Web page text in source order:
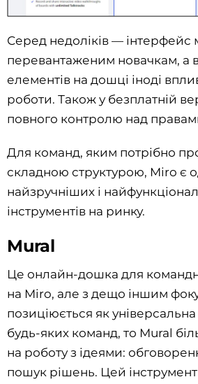
Серед недоліків — інтерфейс
перевантаженим новачкам, а
елементів на дошці іноді
роботи. Також у безплатній
повного контролю над
Для команд, яким потрібно
складною структурою, Miro є
найзручніших і
інструментів на ринку.
Mural
Це онлайн-дошка для
на Miro, але з дещо іншим
позиціюється як
будь-яких команд, то Mural
на роботу з ідеями:
пошук рішень. Цей інструмент